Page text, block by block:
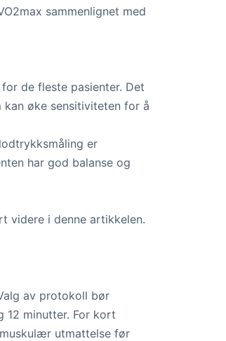
sammenlignet med
de fleste pasienter. Det
kan øke sensitiviteten for å
er
har god balanse og
videre i denne artikkelen.
av protokoll bør
12 minutter. For kort
utmattelse før